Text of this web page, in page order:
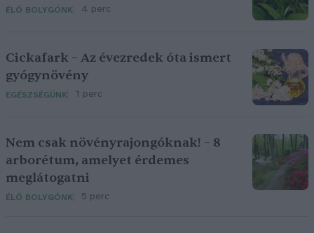
ÉLŐ BOLYGÓNK 4 perc
Cickafark – Az évezredek óta ismert
gyógynövény
EGÉSZSÉGÜNK 1 perc
Nem csak növényrajongóknak! – 8
arborétum, amelyet érdemes
meglátogatni
ÉLŐ BOLYGÓNK 5 perc